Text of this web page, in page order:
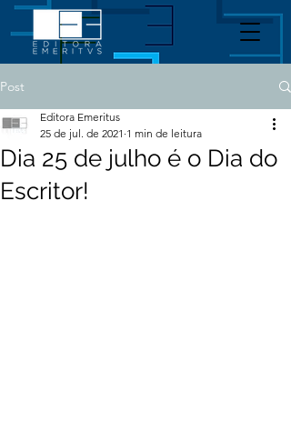
Post
Dia 25 de julho é o Dia do
Escritor!
Editora Emeritus
25 de jul. de 2021 1 min de leitura